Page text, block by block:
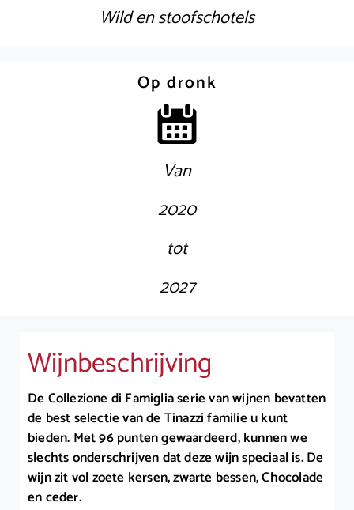
Wild en stoofschotels
Op dronk
Van
2020
tot
2027
Wijnbeschrijving
De Collezione di Famiglia serie van wijnen bevatten
de best selectie van de Tinazzi familie u kunt
bieden. Met 96 punten gewaardeerd, kunnen we
slechts onderschrijven dat deze wijn speciaal is. De
wijn zit vol zoete kersen, zwarte bessen, Chocolade
en ceder.